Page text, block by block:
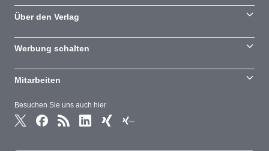
Besuchen Sie uns auch hier
Über den Verlag
Werbung schalten
Mitarbeiten